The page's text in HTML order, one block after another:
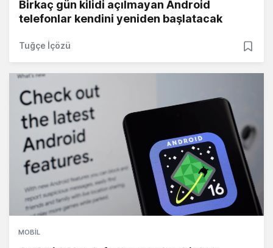
Birkaç gün kilidi açılmayan Android
telefonlar kendini yeniden başlatacak
Tuğçe İçözü
MOBIL